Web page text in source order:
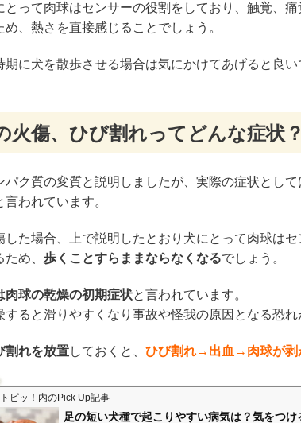
とって肉球はセンサーの役割をしており、触覚、
め、熱さを直接感じることでしょう。
期に犬を散歩させる場合は気にかけてあげると良い
火傷、ひび割れってどんな症状？
パク質の変質と説明しましたが、実際の症状として
われています。
した場合、上で説明したとおり犬にとって肉球は
め、 歩くことすらままならなくなるでしょう。
肉球の乾燥の初期症状と言われています。
すると滑りやすくなり事故や怪我の原因となる恐れ
割れを放置しておくと、 ひび割れ→出血→肉球が剥
ピッ！ 内のPick Up記事
足の短い犬種で起こりやすい病気は？気をつけ